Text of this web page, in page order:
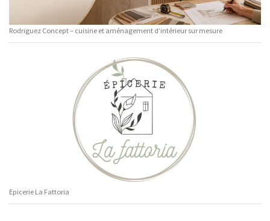
Rodriguez Concept – cuisine et aménagement d’intérieur sur mesure
Epicerie La Fattoria